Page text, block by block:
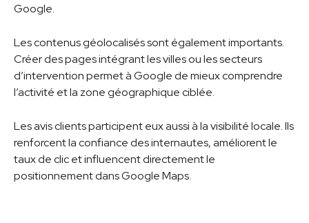
Google.
Les contenus géolocalisés sont également importants.
Créer des pages intégrant les villes ou les secteurs
d’intervention permet à Google de mieux comprendre
l’activité et la zone géographique ciblée.
Les avis clients participent eux aussi à la visibilité locale. Ils
renforcent la confiance des internautes, améliorent le
taux de clic et influencent directement le
positionnement dans Google Maps.